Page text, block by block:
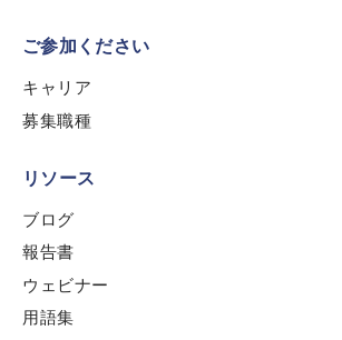
ご参加ください
キャリア
募集職種
リソース
ブログ
報告書
ウェビナー
用語集